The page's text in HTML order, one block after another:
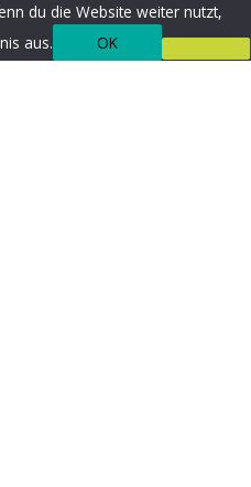
du die Website weiter nutzt,
aus.
OK